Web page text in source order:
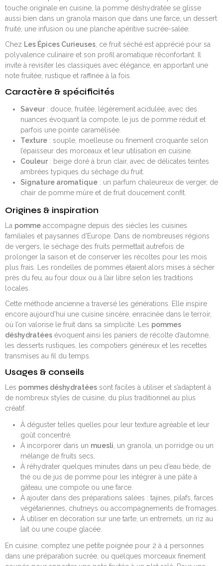
touche originale en cuisine, la pomme déshydratée se glisse
aussi bien dans un granola maison que dans une farce, un dessert
fruité, une infusion ou une planche apéritive sucrée-salée.
Chez Les Épices Curieuses , ce fruit séché est apprécié pour sa
polyvalence culinaire et son profil aromatique réconfortant. Il
invite à revisiter les classiques avec élégance, en apportant une
note fruitée, rustique et raffinée à la fois.
Caractère & spécificités
Saveur: douce, fruitée, légèrement acidulée, avec des
nuances évoquant la compote, le jus de pomme réduit et
parfois une pointe caramélisée.
Texture: souple, moelleuse ou finement croquante selon
l’épaisseur des morceaux et leur utilisation en cuisine.
Couleur: beige doré à brun clair, avec de délicates teintes
ambrées typiques du séchage du fruit.
Signature aromatique: un parfum chaleureux de verger, de
chair de pomme mûre et de fruit doucement confit.
Origines & inspiration
La pomme accompagne depuis des siècles les cuisines
familiales et paysannes d’Europe. Dans de nombreuses régions
de vergers, le séchage des fruits permettait autrefois de
prolonger la saison et de conserver les récoltes pour les mois
plus frais. Les rondelles de pommes étaient alors mises à sécher
près du feu, au four doux ou à l’air libre selon les traditions
locales.
Cette méthode ancienne a traversé les générations. Elle inspire
encore aujourd’hui une cuisine sincère, enracinée dans le terroir,
où l’on valorise le fruit dans sa simplicité. Les pommes
déshydratées évoquent ainsi les paniers de récolte d’automne,
les desserts rustiques, les compotiers généreux et les recettes
transmises au fil du temps.
Usages & conseils
Les pommes déshydratées sont faciles à utiliser et s’adaptent à
de nombreux styles de cuisine, du plus traditionnel au plus
créatif.
À déguster telles quelles pour leur texture agréable et leur
goût concentré.
À incorporer dans un muesli , un granola, un porridge ou un
mélange de fruits secs.
À réhydrater quelques minutes dans un peu d’eau tiède, de
thé ou de jus de pomme pour les intégrer à une pâte à
gâteau, une compote ou une farce.
À ajouter dans des préparations salées : tajines, pilafs, farces
végétariennes, chutneys ou accompagnements de fromages.
À utiliser en décoration sur une tarte, un entremets, un riz au
lait ou une coupe glacée.
En cuisine, comptez une petite poignée pour 2 à 4 personnes
dans une préparation sucrée, ou quelques morceaux finement